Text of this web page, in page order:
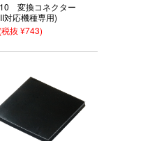
変換コネクター
対応機種専用)
(税抜 ¥743)